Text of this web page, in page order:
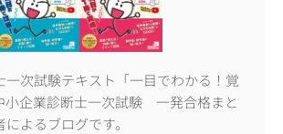
一次試験テキスト「一目でわかる！覚
小企業診断士一次試験 一発合格まと
よるブログです。